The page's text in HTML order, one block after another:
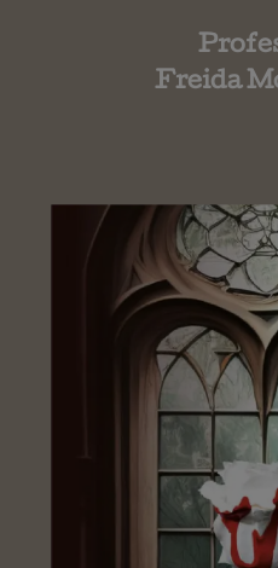
Freida